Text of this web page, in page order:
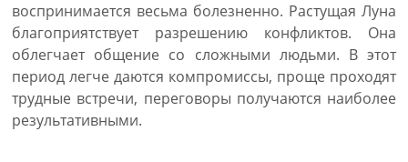
воспринимается весьма болезненно. Растущая Луна
благоприятствует разрешению конфликтов. Она
облегчает общение со сложными людьми. В этот
период легче даются компромиссы, проще проходят
трудные встречи, переговоры получаются наиболее
результативными.